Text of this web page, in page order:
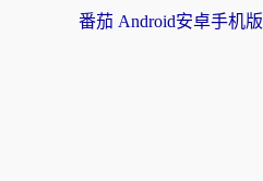
番茄 Android安卓手机版